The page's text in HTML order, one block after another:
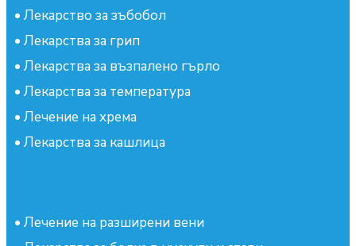
• Лекарство за зъбобол
• Лекарства за грип
• Лекарства за възпалено гърло
• Лекарства за температура
• Лечение на хрема
• Лекарства за кашлица
• Лечение на разширени вени